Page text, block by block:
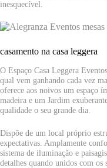
inesquecível.
casamento na casa leggera
O Espaço Casa Leggera
qual vem ganhando cada vez
oferece aos noivos um espaço
madeira e um Jardim
qualidade o seu grande dia.
Dispõe de um local próprio
expectativas. Amplamente
sistema de iluminação e
detalhes quando unidos com os